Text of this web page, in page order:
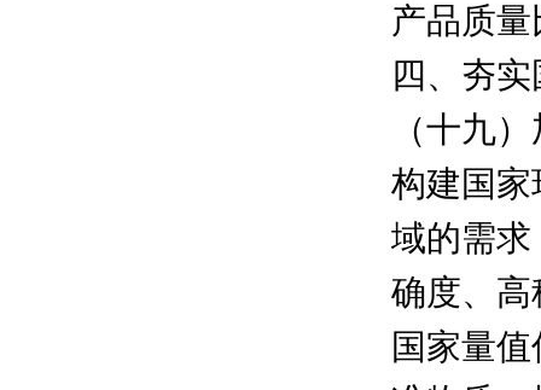
产品质
四、夯
（十九
构建国
域的需
确度、
国家量